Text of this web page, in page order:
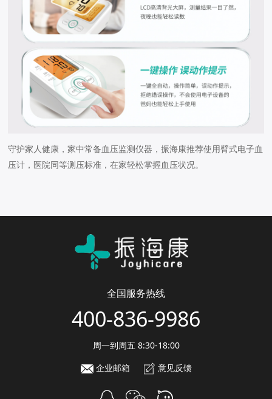
守护家人健康 ，家中常备血压监测仪器 ，振海康推荐使用臂式电子血
压计 ， 医院同等测压标准 ，在家轻松掌握血压状况。
全国服务热线
400-836-9986
周一到周五 8:30-18:00
企业邮箱
意见反馈